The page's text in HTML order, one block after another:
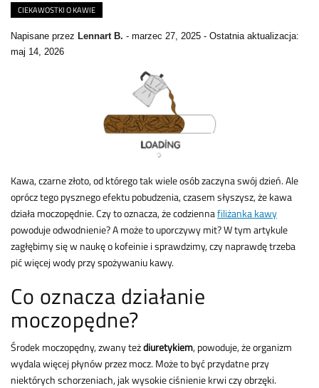
CIEKAWOSTKI O KAWIE
Napisane przez Lennart B. - marzec 27, 2025 - Ostatnia aktualizacja:
maj 14, 2026
Kawa, czarne złoto, od którego tak wiele osób zaczyna swój dzień. Ale
oprócz tego pysznego efektu pobudzenia, czasem słyszysz, że kawa
działa moczopędnie. Czy to oznacza, że codziennafiliżanka kawy
powoduje odwodnienie? A może to uporczywy mit? W tym artykule
zagłębimy się w naukę o kofeinie i sprawdzimy, czy naprawdę trzeba
pić więcej wody przy spożywaniu kawy.
Co oznacza działanie
moczopędne?
Środek moczopędny, zwany teżdiuretykiem, powoduje, że organizm
wydala więcej płynów przez mocz. Może to być przydatne przy
niektórych schorzeniach, jak wysokie ciśnienie krwi czy obrzęki.